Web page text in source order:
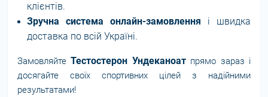
клієнтів.
Зручна система онлайн-замовлення і швидка
доставка по всій Україні.
ЗамовляйтеТестостерон Ундеканоат прямо зараз і
досягайте своїх спортивних цілей з надійними
результатами!